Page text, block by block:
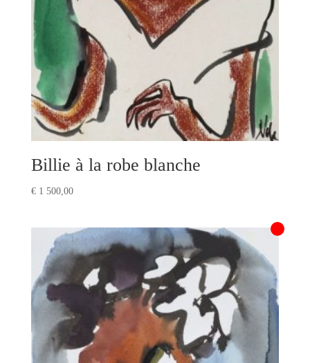
Billie à la robe blanche
€1 500,00